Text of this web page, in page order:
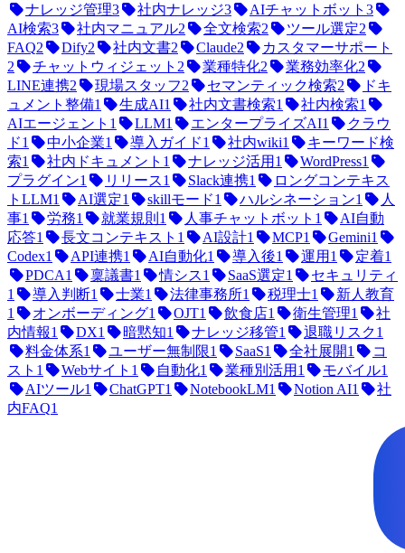
ナレッジ管理3 社内ナレッジ3 AIチャットボット 3
AI検索3 社内マニュアル2 全文検索2 ツール選定2
FAQ2 Dify2 社内文書2 Claude2
カスタマーサポート
2
チャットウィジェット 2 業種特化2 業務効率化2
LINE連携2 現場スタッフ2 セマンティック検索2
ドキ
ュメント整備1 生成AI1 社内文書検索1 社内検索1
AIエージェント 1 LLM1 エンタープライズAI1
クラウ
ド1 中小企業1 導入ガイド1 社内wiki1
キーワード検
索1 社内ドキュメント 1 ナレッジ活用 1 WordPress1
プラグイン1 リリース1 Slack連携1
ロングコンテキス
トLLM1 AI選定1 skillモード1 ハルシネーション1
人
事1 労務1 就業規則 1 人事チャットボット 1
AI自動
応答1 長文コンテキスト 1 AI設計1 MCP1 Gemini1
Codex1 API連携1 AI自動化1 導入後1 運用 1 定着1
PDCA1 稟議書1 情シス1 SaaS選定1
セキュリティ
1
導入判断1 士業1 法律事務所1 税理士1
新人教育
1
オンボーディング1 OJT1 飲食店1 衛生管理1
社
内情報1 DX1 暗黙知1 ナレッジ移管1 退職リスク1
料金体系1 ユーザー無制限1 SaaS1 全社展開1
コ
スト 1 Webサイト 1 自動化1 業種別活用 1 モバイル1
AIツール1 ChatGPT1 NotebookLM1 Notion AI1
社
内FAQ1